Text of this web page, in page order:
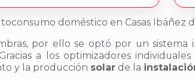
doméstico en Casas Ibáñez
por ello se optó por un sistema
a los optimizadores individuales
y la producción solar de la